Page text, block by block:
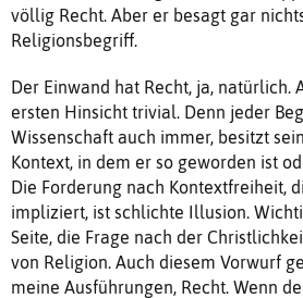
völlig Recht. Aber er besagt gar
Religionsbegriff.
Der Einwand hat Recht, ja, natürlich.
ersten Hinsicht trivial. Denn jeder
Wissenschaft auch immer, besitzt
Kontext, in dem er so geworden ist
Die Forderung nach Kontextfreiheit,
impliziert, ist schlichte Illusion.
Seite, die Frage nach der
von Religion. Auch diesem Vorwurf
meine Ausführungen, Recht. Wenn